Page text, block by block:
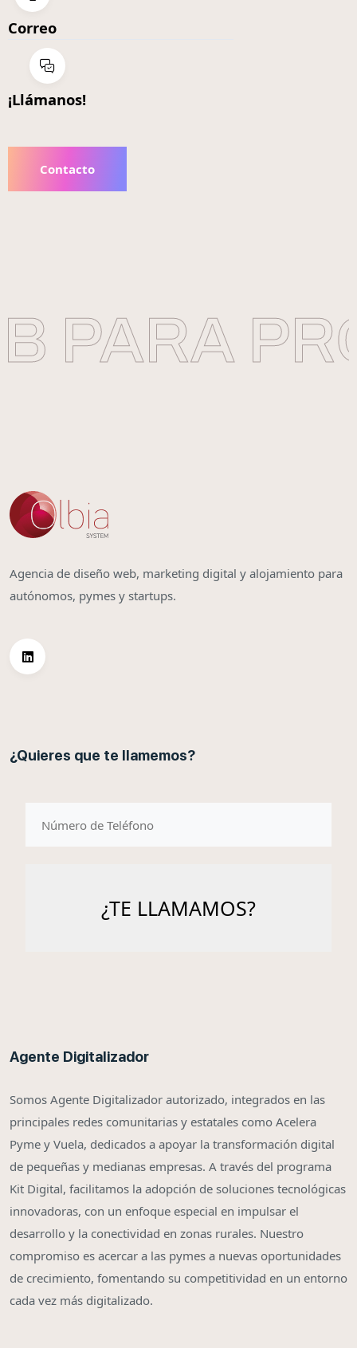
Correo
¡Llámanos!
Contacto
PARA
Agencia de diseño web, marketing digital y alojamiento para
autónomos, pymes y startups.
¿Quieres que te llamemos?
Agente Digitalizador
Somos Agente Digitalizador autorizado, integrados en las
principales redes comunitarias y estatales como Acelera
Pyme y Vuela, dedicados a apoyar la transformación digital
de pequeñas y medianas empresas. A través del programa
Kit Digital, facilitamos la adopción de soluciones tecnológicas
innovadoras, con un enfoque especial en impulsar el
desarrollo y la conectividad en zonas rurales. Nuestro
compromiso es acercar a las pymes a nuevas oportunidades
de crecimiento, fomentando su competitividad en un entorno
cada vez más digitalizado.